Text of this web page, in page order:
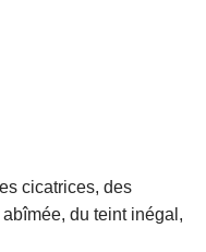
cicatrices, des
du teint inégal,